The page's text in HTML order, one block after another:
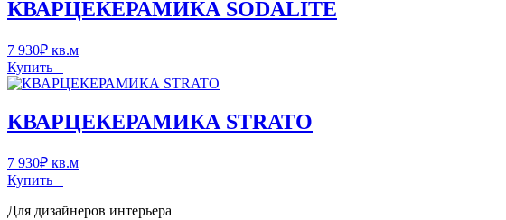
КВАРЦЕКЕРАМИКА SODALITE
7 930₽ кв.м
Купить
КВАРЦЕКЕРАМИКА STRATO
7 930₽ кв.м
Купить
Для дизайнеров интерьера